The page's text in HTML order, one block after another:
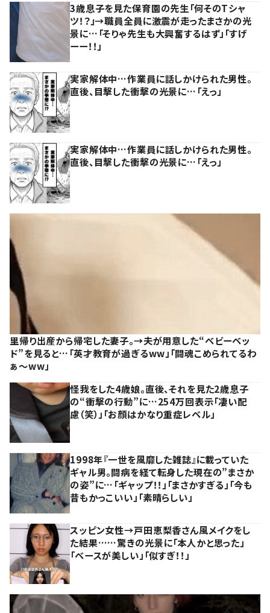
3歳息子を見た保育園の先生「何そのTシャ
ツ！？」→職員全員に激震が走ったまさかの光
景に…「そりゃ先生も大興奮するはず」「すげ
ーー！！」
実家解体中…作業員に話しかけられた男性。
直後、目撃した衝撃の光景に…「えっ」
実家解体中…作業員に話しかけられた男性。
直後、目撃した衝撃の光景に…「えっ」
里帰り出産から帰宅した妻子。→夫が用意した“ベビーベッ
ド”を見ると…「英才教育が過ぎるww」「闘魂こめられてるわ
ぁ～ww」
怪我をした4歳娘。直後、それを見た2歳息子
の“衝撃の行動”に…254万回表示「凄い配
慮（笑）」「お顔はかなり重症レベル」
1998年『一世を風靡した雑誌』に載っていた
ギャル男。闘病を経て転身した現在の”まさか
の姿”に…「ギャップ！！」「まさかすぎる」「今も
昔もかっこいい」「素晴らしい」
スッピン女性→戸田恵梨香さん風メイクをし
た結果……驚きの光景に「本人かと思った」
「ベースが美しい」「似すぎ！！」